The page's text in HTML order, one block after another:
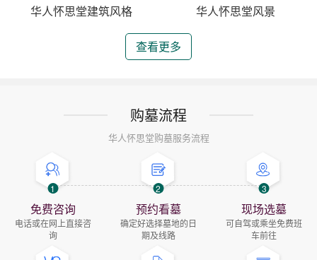
华人怀思堂建筑风格 华人怀思堂风景
查看更多
购墓流程
华人怀思堂购墓服务流程
1
免费咨询
电话或在网上直接咨
询
2
预约看墓
确定好选择墓地的日
期及线路
3
现场选墓
可自驾或乘坐免费班
车前往